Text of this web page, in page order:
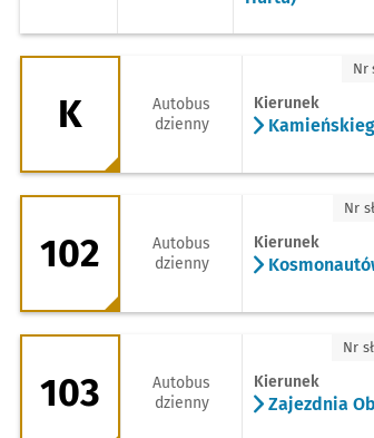
K - kierunek Kamieńskiego
K
Autobus
dzienny
Kierunek
Nr
102 - kierunek
102
Autobus
dzienny
Kierunek
Nr
103 - kierunek Zajezdnia
103
Autobus
dzienny
Kierunek
Zajezdnia
Nr